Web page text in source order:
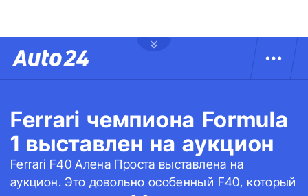
Ferrari чемпиона Formula
1 выставлен на аукцион
Ferrari F40 Алена Проста выставлена на
аукцион. Это довольно особенный F40, который